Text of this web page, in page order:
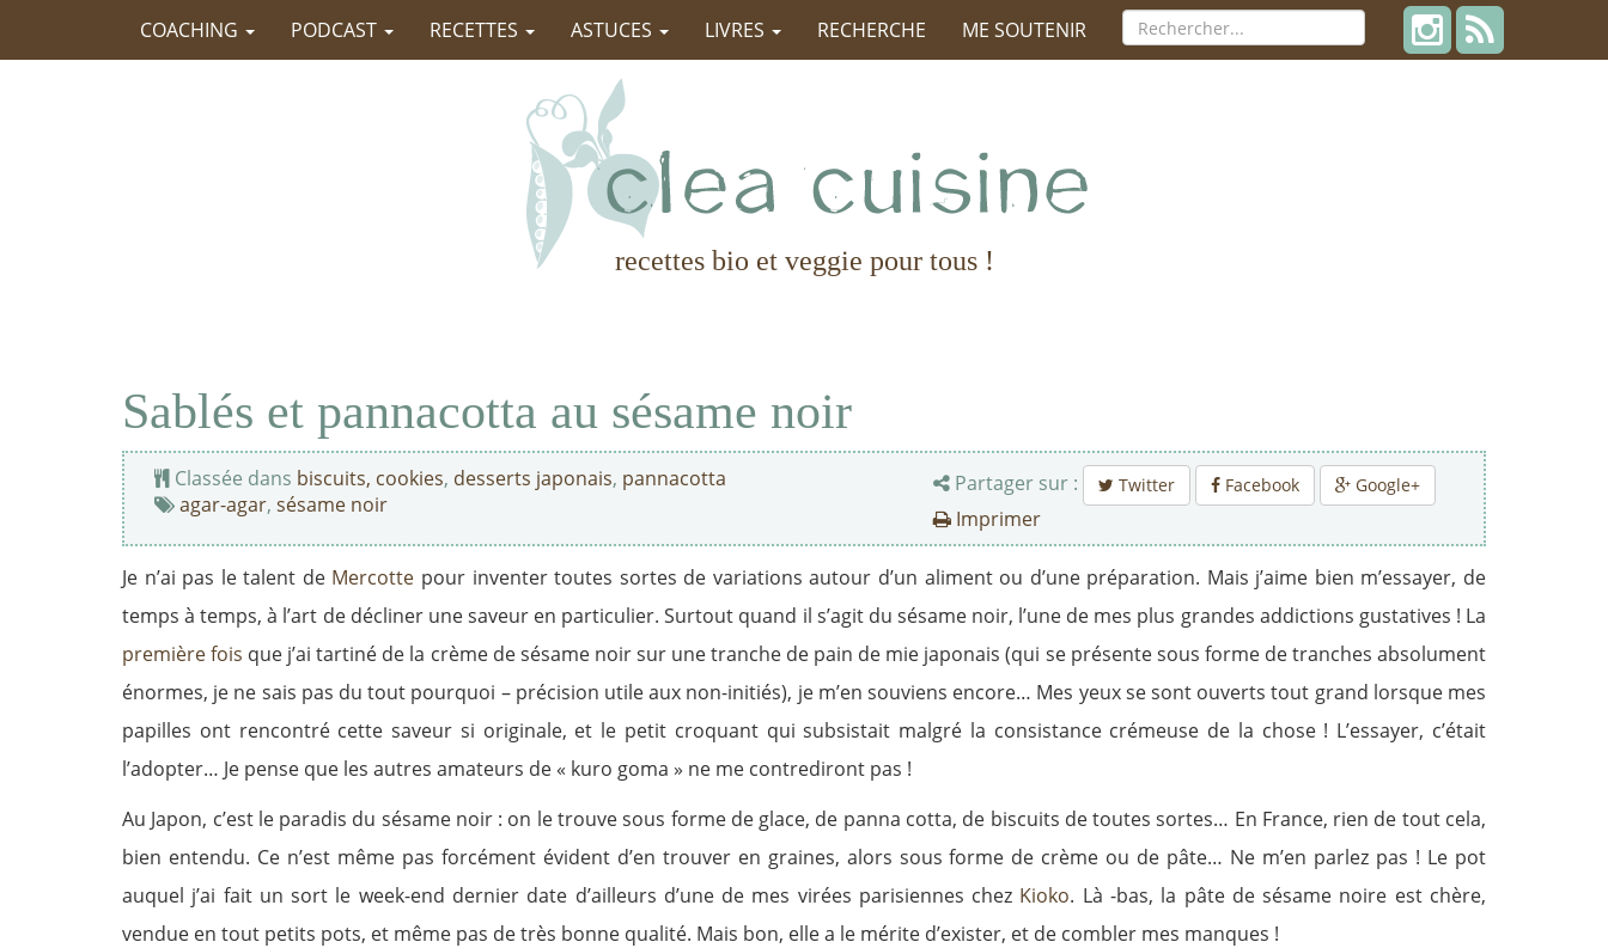
COACHING PODCAST RECETTES ASTUCES LIVRES RECHERCHE ME SOUTENIR
recettes bio et veggie pour tous !
Sablés et pannacotta au sésame noir
Classée dans biscuits, cookies, desserts japonais, pannacotta
agar-agar, sésame noir
Partager sur : Twitter Facebook Google+
Imprimer
Je n’ai pas le talent de Mercotte pour inventer toutes sortes de variations autour d’un aliment ou d’une préparation. Mais j’aime bien m’essayer, de
temps à temps, à l’art de décliner une saveur en particulier. Surtout quand il s’agit du sésame noir, l’une de mes plus grandes addictions gustatives ! La
première fois que j’ai tartiné de la crème de sésame noir sur une tranche de pain de mie japonais (qui se présente sous forme de tranches absolument
énormes, je ne sais pas du tout pourquoi – précision utile aux non-initiés), je m’en souviens encore… Mes yeux se sont ouverts tout grand lorsque mes
papilles ont rencontré cette saveur si originale, et le petit croquant qui subsistait malgré la consistance crémeuse de la chose ! L’essayer, c’était
l’adopter… Je pense que les autres amateurs de « kuro goma » ne me contrediront pas !
Au Japon, c’est le paradis du sésame noir : on le trouve sous forme de glace, de panna cotta, de biscuits de toutes sortes… En France, rien de tout cela,
bien entendu. Ce n’est même pas forcément évident d’en trouver en graines, alors sous forme de crème ou de pâte… Ne m’en parlez pas ! Le pot
auquel j’ai fait un sort le week-end dernier date d’ailleurs d’une de mes virées parisiennes chez Kioko. Là -bas, la pâte de sésame noire est chère,
vendue en tout petits pots, et même pas de très bonne qualité. Mais bon, elle a le mérite d’exister, et de combler mes manques !